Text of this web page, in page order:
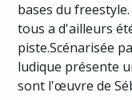
bases du
tous a d'ailleurs
piste.Scénarisée
ludique présente
sont l'œuvre de